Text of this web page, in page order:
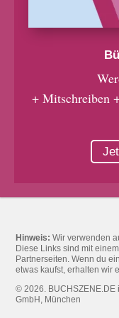
+ Mitschreiben
Hinweis: Wir verwenden
Diese Links sind mit
Partnerseiten. Wenn du
etwas kaufst, erhalten wir
© 2026. BUCHSZENE.DE
GmbH, München